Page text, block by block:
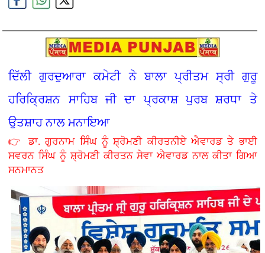
ਦਿੱਲੀ ਗੁਰਦੁਆਰਾ ਕਮੇਟੀ ਨੇ ਬਾਲਾ ਪ੍ਰੀਤਮ ਸ੍ਰੀ ਗੁਰੂ
ਹਰਿਕ੍ਰਿਸ਼ਨ ਸਾਹਿਬ ਜੀ ਦਾ ਪ੍ਰਕਾਸ਼ ਪੁਰਬ ਸ਼ਰਧਾ ਤੇ
ਉਤਸ਼ਾਹ ਨਾਲ ਮਨਾਇਆ
👉 ਡਾ. ਗੁਰਨਾਮ ਸਿੰਘ ਨੂੰ ਸ਼੍ਰੋਮਣੀ ਕੀਰਤਨੀਏ ਐਵਾਰਡ ਤੇ ਭਾਈ
ਸਵਰਨ ਸਿੰਘ ਨੂੰ ਸ਼੍ਰੋਮਣੀ ਕੀਰਤਨ ਸੇਵਾ ਐਵਾਰਡ ਨਾਲ ਕੀਤਾ ਗਿਆ
ਸਨਮਾਨਤ